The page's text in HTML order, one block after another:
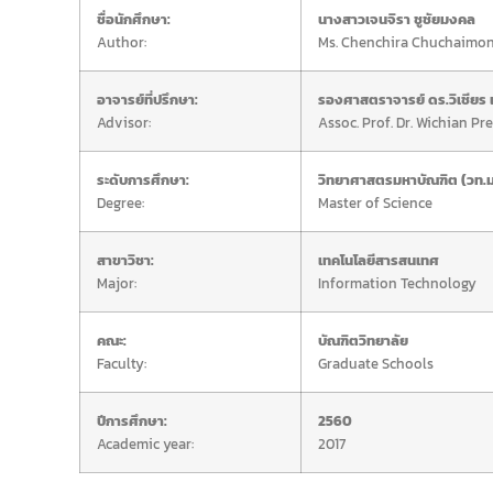
ชื่อนักศึกษา:
Author:
นางสาวเจนจิรา ชูชัยมงคล
Ms. Chenchira
อาจารย์ที่ปรึกษา:
Advisor:
รองศาสตราจารย์ ดร.วิเชียร
Assoc. Prof. Dr. Wichian
ระดับการศึกษา:
Degree:
วิทยาศาสตรมหาบัณฑิต (วท.
Master of Science
สาขาวิชา:
Major:
เทคโนโลยีสารสนเทศ
Information Technology
คณะ:
Faculty:
บัณฑิตวิทยาลัย
Graduate Schools
ปีการศึกษา:
Academic year:
2560
2017